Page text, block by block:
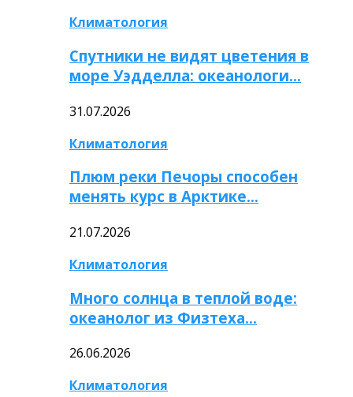
Климатология
Спутники не видят цветения в
море Уэдделла: океанологи…
31.07.2026
Климатология
Плюм реки Печоры способен
менять курс в Арктике…
21.07.2026
Климатология
Много солнца в теплой воде:
океанолог из Физтеха…
26.06.2026
Климатология